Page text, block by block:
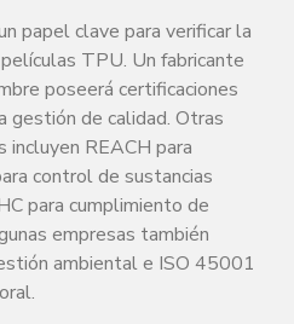
papel clave para verificar la
TPU. Un fabricante
poseerá certificaciones
gestión de calidad. Otras
REACH para
control de sustancias
para cumplimiento de
empresas también
ambiental e ISO 45001